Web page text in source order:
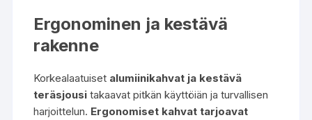
Ergonominen ja kestävä
rakenne
Korkealaatuiset alumiinikahvat ja kestävä
teräsjousi takaavat pitkän käyttöiän ja turvallisen
harjoittelun. Ergonomiset kahvat tarjoavat